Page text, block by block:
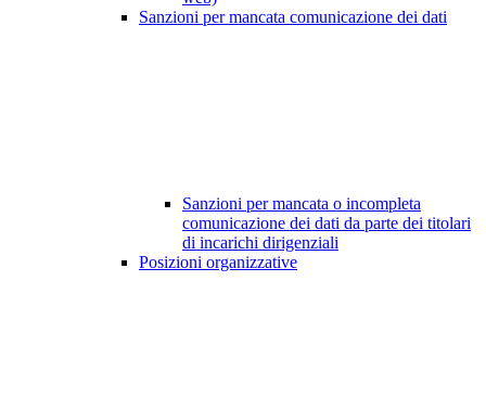
Sanzioni per mancata comunicazione dei dati
Sanzioni per mancata o incompleta
comunicazione dei dati da parte dei titolari
di incarichi dirigenziali
Posizioni organizzative